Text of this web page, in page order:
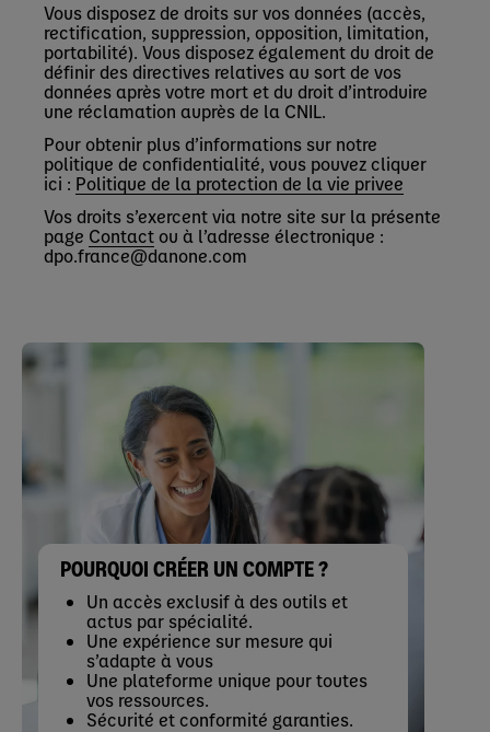
Vous disposez de droits sur vos données (accès,
rectification, suppression, opposition, limitation,
portabilité). Vous disposez également du droit de
définir des directives relatives au sort de vos
données après votre mort et du droit d’introduire
une réclamation auprès de la CNIL.
Pour obtenir plus d’informations sur notre
politique de confidentialité, vous pouvez cliquer
ici : Politique de la protection de la vie privee
Vos droits s’exercent via notre site sur la présente
page Contactou à l’adresse électronique :
dpo.france@danone.com
POURQUOI CRÉER UN COMPTE ?
Un accès exclusif à des outils et
actus par spécialité.
Une expérience sur mesure qui
s’adapte à vous
Une plateforme unique pour toutes
vos ressources.
Sécurité et conformité garanties.